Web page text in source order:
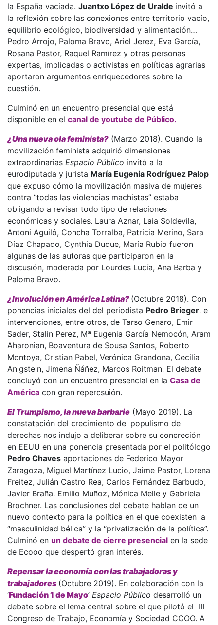
la España vaciada. Juantxo López de Uralde invitó a
la reflexión sobre las conexiones entre territorio vacío,
equilibrio ecológico, biodiversidad y alimentación…
Pedro Arrojo, Paloma Bravo, Ariel Jerez, Eva García,
Rosana Pastor, Raquel Ramírez y otras personas
expertas, implicadas o activistas en políticas agrarias
aportaron argumentos enriquecedores sobre la
cuestión.
Culminó en un encuentro presencial que está
disponible en el canal de youtube de Público.
¿Una nueva ola feminista? (Marzo 2018). Cuando la
movilización feminista adquirió dimensiones
extraordinarias Espacio Público invitó a la
eurodiputada y jurista María Eugenia Rodríguez Palop
que expuso cómo la movilización masiva de mujeres
contra “todas las violencias machistas” estaba
obligando a revisar todo tipo de relaciones
económicas y sociales. Laura Aznar, Laia Soldevila,
Antoni Aguiló, Concha Torralba, Patricia Merino, Sara
Díaz Chapado, Cynthia Duque, María Rubio fueron
algunas de las autoras que participaron en la
discusión, moderada por Lourdes Lucía, Ana Barba y
Paloma Bravo.
¿Involución en América Latina? (Octubre 2018). Con
ponencias iniciales del del periodista Pedro Brieger, e
intervenciones, entre otros, de Tarso Genaro, Emir
Sader, Stalin Perez, Mª Eugenia García Nemocón, Aram
Aharonian, Boaventura de Sousa Santos, Roberto
Montoya, Cristian Pabel, Verónica Grandona, Cecilia
Anigstein, Jimena Ñáñez, Marcos Roitman. El debate
concluyó con un encuentro presencial en la Casa de
América con gran repercsuión.
El Trumpismo, la nueva barbarie (Mayo 2019). La
constatación del crecimiento del populismo de
derechas nos indujo a deliberar sobre su concreción
en EEUU en una ponencia presentada por el politólogo
Pedro Chaves aportaciones de Federico Mayor
Zaragoza, Miguel Martínez Lucio, Jaime Pastor, Lorena
Freitez, Julián Castro Rea, Carlos Fernández Barbudo,
Javier Braña, Emilio Muñoz, Mónica Melle y Gabriela
Brochner. Las conclusiones del debate hablan de un
nuevo contexto para la política en el que coexisten la
“masculinidad bélica” y la “privatización de la política”.
Culminó en un debate de cierre presencial en la sede
de Ecooo que despertó gran interés.
Repensar la economía con las trabajadoras y
trabajadores (Octubre 2019). En colaboración con la
‘Fundación 1 de Mayo’ Espacio Público desarrolló un
debate sobre el lema central sobre el que pilotó el III
Congreso de Trabajo, Economía y Sociedad CCOO. A